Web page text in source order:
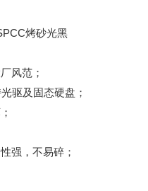
烤砂光黑
风范；
驱及固态硬盘；
强，不易碎；